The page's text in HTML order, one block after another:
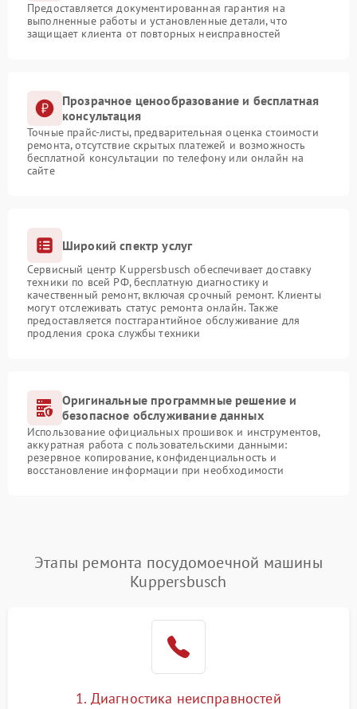
Предоставляется документированная гарантия на
выполненные работы и установленные детали, что
защищает клиента от повторных неисправностей
Прозрачное ценообразование и бесплатная
консультация
Точные прайс-листы, предварительная оценка стоимости
ремонта, отсутствие скрытых платежей и возможность
бесплатной консультации по телефону или онлайн на
сайте
Широкий спектр услуг
Сервисный центр Kuppersbusch обеспечивает доставку
техники по всей РФ, бесплатную диагностику и
качественный ремонт, включая срочный ремонт. Клиенты
могут отслеживать статус ремонта онлайн. Также
предоставляется постгарантийное обслуживание для
продления срока службы техники
Оригинальные программные решение и
безопасное обслуживание данных
Использование официальных прошивок и инструментов,
аккуратная работа с пользовательскими данными:
резервное копирование, конфиденциальность и
восстановление информации при необходимости
Этапы ремонта посудомоечной машины
Kuppersbusch
1. Диагностика неисправностей